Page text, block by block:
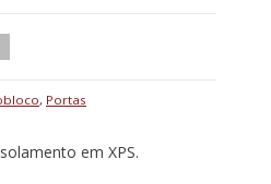
, Portas
em XPS.